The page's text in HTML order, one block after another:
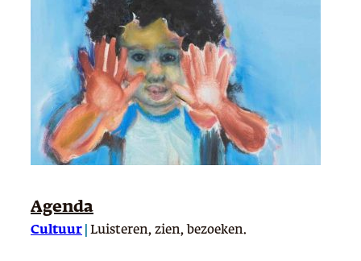
Agenda
Cultuur Luisteren, zien, bezoeken.